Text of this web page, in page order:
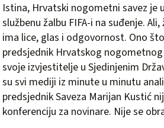
Istina, Hrvatski nogometni savez
službenu žalbu FIFA-i na suđenje.
ima lice, glas i odgovornost. Ono
predsjednik Hrvatskog
svoje izvjestitelje u Sjedinjenim
su svi mediji iz minute u minutu
predsjednik Saveza Marijan Kustić
konferenciju za novinare. Nije se